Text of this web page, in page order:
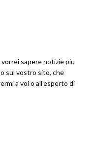
sapere notizie piu
sul vostro sito, che
a voi o all'esperto di